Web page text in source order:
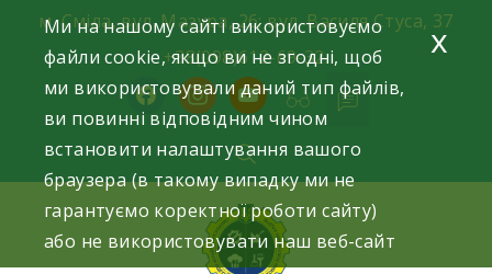
content
м. Сміла, вул. Мазура, 26; вул. Василя Стуса, 37
+38(098)612-69-32.
facebookinstagram
youtube
Ми на нашому сайті використовуємо
файли cookie, якщо ви не згодні, щоб
ми використовували даний тип файлів,
ви повинні відповідним чином
встановити налаштування вашого
браузера (в такому випадку ми не
гарантуємо коректної роботи сайту)
або не використовувати наш веб-сайт
x